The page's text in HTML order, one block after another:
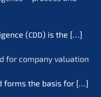
(CDD) is the […]
for compa­ny valua­ti­on
forms the basis for […]